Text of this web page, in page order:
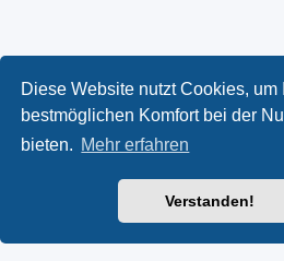
Diese Website nutzt Cookies, um
bestmöglichen Komfort bei der
bieten. Mehr erfahren
Verstanden!